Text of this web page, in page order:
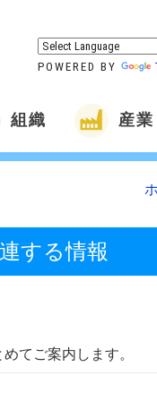
POWERED BY
組織 産
する情報
てご案内します。